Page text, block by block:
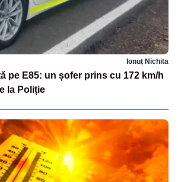
Ionuț Nichita
pe E85: un șofer prins cu 172 km/h
la Poliție